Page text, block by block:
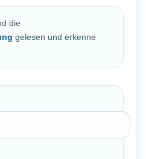
die
gelesen und erkenne